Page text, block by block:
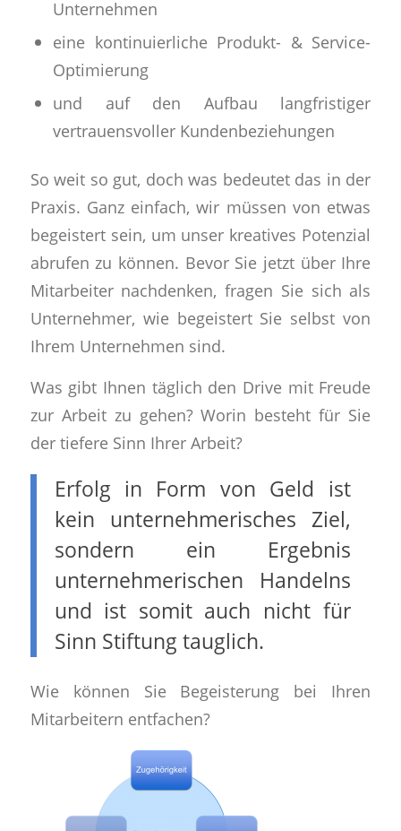
Unternehmen
‍eine kontinuierliche Produkt- & Service-
Optimierung
‍und auf den Aufbau langfristiger
vertrauensvoller Kundenbeziehungen
So weit so gut, doch was bedeutet das in der
Praxis. Ganz einfach, wir müssen von etwas
begeistert sein, um unser kreatives Potenzial
abrufen zu können. Bevor Sie jetzt über Ihre
Mitarbeiter nachdenken, fragen Sie sich als
Unternehmer, wie begeistert Sie selbst von
Ihrem Unternehmen sind.
Was gibt Ihnen täglich den Drive mit Freude
zur Arbeit zu gehen? Worin besteht für Sie
der tiefere Sinn Ihrer Arbeit?
Erfolg in Form von Geld ist
kein unternehmerisches Ziel,
sondern ein Ergebnis
unternehmerischen Handelns
und ist somit auch nicht für
Sinn Stiftung tauglich.
Wie können Sie Begeisterung bei Ihren
Mitarbeitern entfachen?